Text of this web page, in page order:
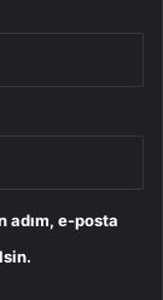
adım, e-posta